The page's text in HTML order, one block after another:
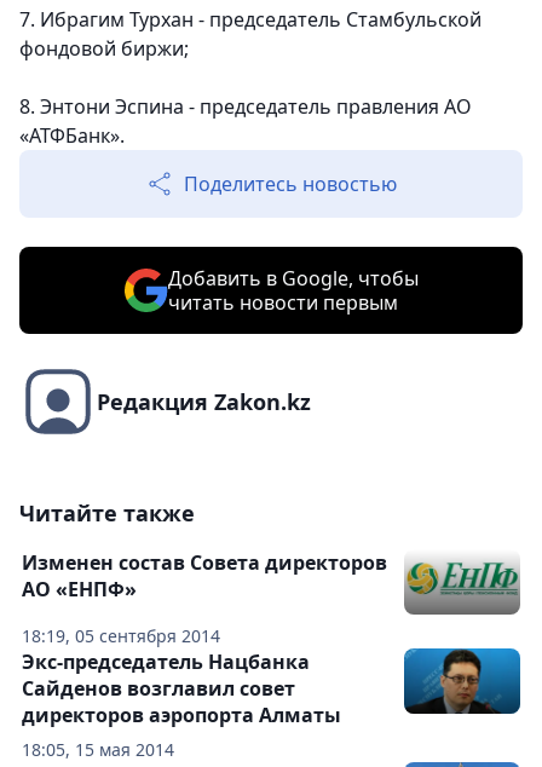
7. Ибрагим Турхан - председатель Стамбульской
фондовой биржи;
8. Энтони Эспина - председатель правления АО
«АТФБанк».
Поделитесь новостью
Добавить в Google, чтобы
читать новости первым
Редакция Zakon.kz
Читайте также
18:19, 05 сентября 2014
Изменен состав Совета директоров
АО «ЕНПФ»
18:05, 15 мая 2014
Экс-председатель Нацбанка
Сайденов возглавил совет
директоров аэропорта Алматы